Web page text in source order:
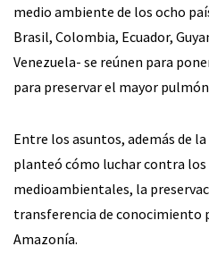
medio ambiente de los ocho
Brasil, Colombia, Ecuador,
Venezuela- se reúnen para
para preservar el mayor
Entre los asuntos, además de
planteó cómo luchar contra
medioambientales, la
transferencia de conocimiento
Amazonía.